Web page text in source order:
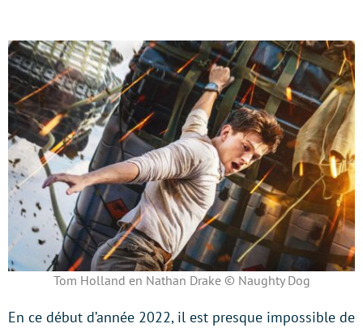
Tom Holland en Nathan Drake © Naughty Dog
En ce début d’année 2022, il est presque impossible de